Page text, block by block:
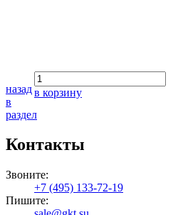
в корзину
назад
в
раздел
Контакты
Звоните:
+7 (495) 133-72-19
Пишите: